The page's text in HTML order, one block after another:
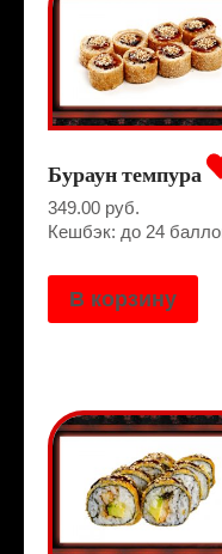
Бураун темпура
349.00 руб.
Кешбэк: до 24
В корзину